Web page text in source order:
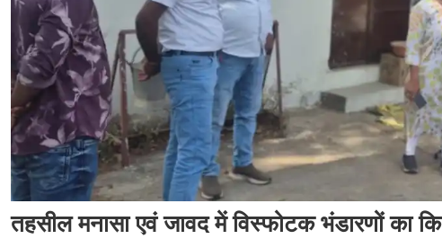
तहसील मनासा एवं जावद में विस्फोटक भंडारणों का